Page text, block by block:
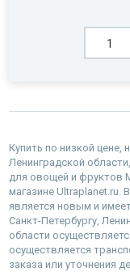
Купить по низкой цене,
Ленинградской
для овощей и фруктов
магазине Ultraplanet.ru.
является новым и
Санкт-Петербургу,
области
осуществляется
заказа или уточнения